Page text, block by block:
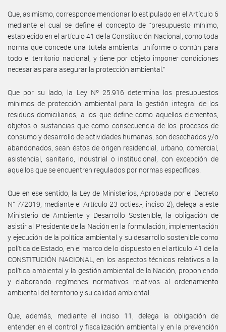
Que, asimismo, corresponde mencionar lo estipulado en el Artículo 6
mediante el cual se define el concepto de “presupuesto mínimo,
establecido en el artículo 41 de la Constitución Nacional, como toda
norma que concede una tutela ambiental uniforme o común para
todo el territorio nacional, y tiene por objeto imponer condiciones
necesarias para asegurar la protección ambiental.”
Que por su lado, la Ley Nº 25.916 determina los presupuestos
mínimos de protección ambiental para la gestión integral de los
residuos domiciliarios, a los que define como aquellos elementos,
objetos o sustancias que como consecuencia de los procesos de
consumo y desarrollo de actividades humanas, son desechados y/o
abandonados, sean éstos de origen residencial, urbano, comercial,
asistencial, sanitario, industrial o institucional, con excepción de
aquellos que se encuentren regulados por normas específicas.
Que en ese sentido, la Ley de Ministerios, Aprobada por el Decreto
N° 7/2019, mediante el Artículo 23 octies.-, inciso 2), delega a este
Ministerio de Ambiente y Desarrollo Sostenible, la obligación de
asistir al Presidente de la Nación en la formulación, implementación
y ejecución de la política ambiental y su desarrollo sostenible como
política de Estado, en el marco de lo dispuesto en el artículo 41 de la
CONSTITUCIÓN NACIONAL, en los aspectos técnicos relativos a la
política ambiental y la gestión ambiental de la Nación, proponiendo
y elaborando regímenes normativos relativos al ordenamiento
ambiental del territorio y su calidad ambiental.
Que, además, mediante el inciso 11, delega la obligación de
entender en el control y fiscalización ambiental y en la prevención